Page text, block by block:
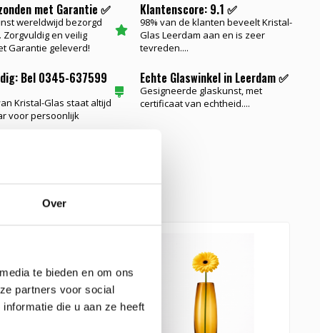
Over
te bieden en om ons
partners voor social
die u aan ze heeft
met Garantie ✅
wereldwijd bezorgd
Zorgvuldig en veilig
Garantie geleverd!
Klantenscore: 9.1 ✅
98% van de klanten beveelt Kristal-
Glas Leerdam aan en is zeer
tevreden....
Bel 0345-637599
Kristal-Glas staat altijd
voor persoonlijk
Echte Glaswinkel in Leerdam ✅
Gesigneerde glaskunst, met
certificaat van echtheid....
glaskunst